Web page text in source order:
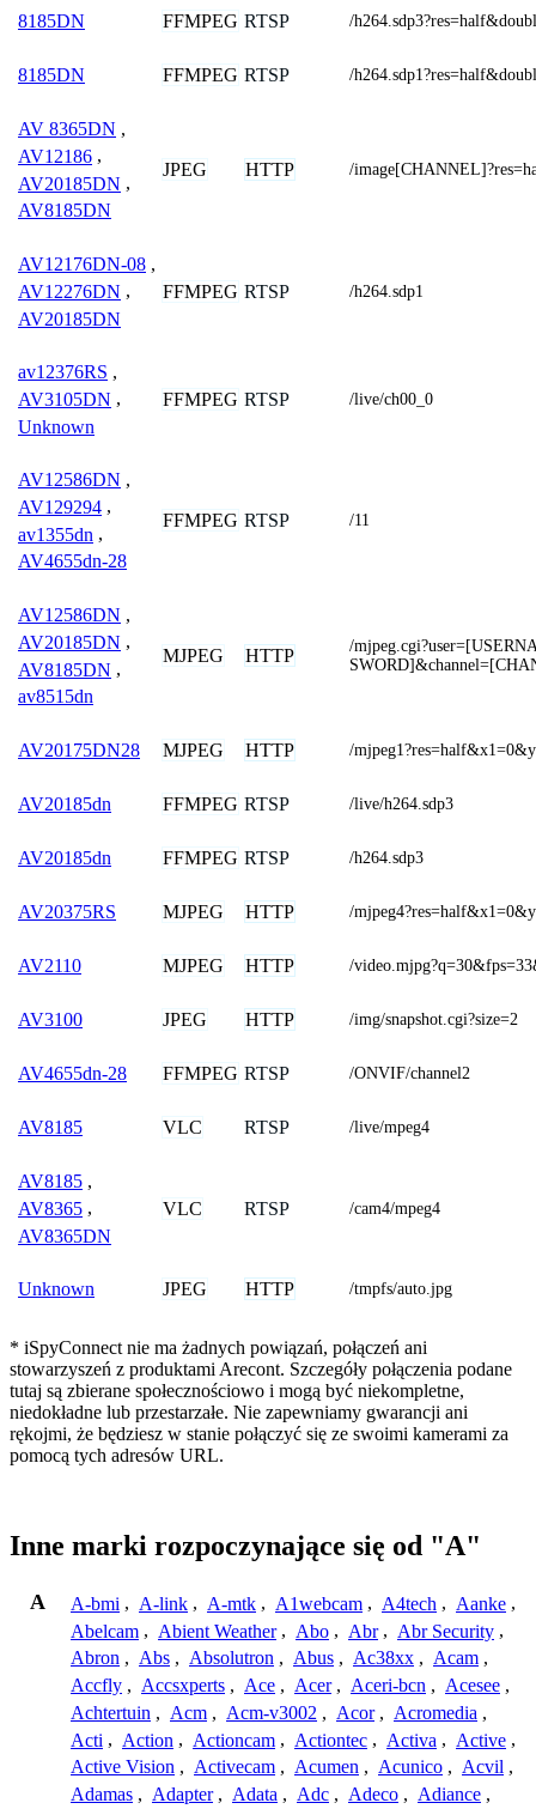
8185DN FFMPEG RTSP /
8185DN FFMPEG RTSP /
AV 8365DN ,
AV12186 ,
AV20185DN ,
AV8185DN
JPEG HTTP /
AV12176DN-08 ,
AV12276DN ,
AV20185DN
FFMPEG RTSP /h264.sdp1
av12376RS ,
AV3105DN ,
Unknown
FFMPEG RTSP /live/ch00_0
AV12586DN ,
AV129294 ,
av1355dn ,
AV4655dn-28
FFMPEG RTSP /11
AV12586DN ,
AV20185DN ,
AV8185DN ,
av8515dn
MJPEG HTTP
/
AV20175DN28 MJPEG HTTP /
AV20185dn FFMPEG RTSP /live/h264.sdp3
AV20185dn FFMPEG RTSP /h264.sdp3
AV20375RS MJPEG HTTP /
AV2110 MJPEG HTTP /
AV3100 JPEG HTTP /img/snapshot.cgi?size=2
AV4655dn-28 FFMPEG RTSP /ONVIF/channel2
AV8185 VLC RTSP /live/mpeg4
AV8185 ,
AV8365 ,
AV8365DN
VLC RTSP /cam4/mpeg4
Unknown JPEG HTTP /tmpfs/auto.jpg
* iSpyConnect nie ma żadnych powiązań, połączeń ani
stowarzyszeń z produktami Arecont. Szczegóły połączenia podane
tutaj są zbierane społecznościowo i mogą być niekompletne,
niedokładne lub przestarzałe. Nie zapewniamy gwarancji ani
rękojmi, że będziesz w stanie połączyć się ze swoimi kamerami za
pomocą tych adresów URL.
Inne marki rozpoczynające się od "A"
A A-bmi , A-link , A-mtk , A1webcam , A4tech , Aanke ,
Abelcam , Abient Weather , Abo , Abr , Abr Security ,
Abron , Abs , Absolutron , Abus , Ac38xx , Acam ,
Accfly , Accsxperts , Ace , Acer , Aceri-bcn , Acesee ,
Achtertuin , Acm , Acm-v3002 , Acor , Acromedia ,
Acti , Action , Actioncam , Actiontec , Activa , Active ,
Active Vision , Activecam , Acumen , Acunico , Acvil ,
Adamas , Adapter , Adata , Adc , Adeco , Adiance ,